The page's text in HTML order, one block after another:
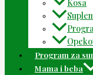
Kosa
Program za
Mama i beba